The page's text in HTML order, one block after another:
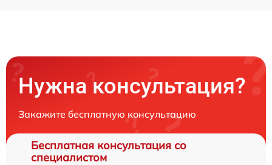
Нужна консультация?
Закажите бесплатную консультацию
Бесплатная консультация со
специалистом